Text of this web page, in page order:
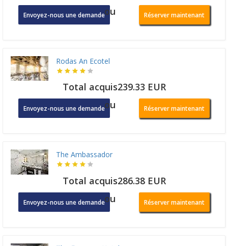
Envoyez-nous une demandeou Réserver maintenant
Rodas An Ecotel
Total acquis239.33 EUR
Envoyez-nous une demandeou Réserver maintenant
The Ambassador
Total acquis286.38 EUR
Envoyez-nous une demandeou Réserver maintenant